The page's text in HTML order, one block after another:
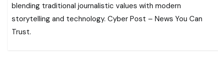
blending traditional journalistic values with modern
storytelling and technology. Cyber Post – News You Can
Trust.